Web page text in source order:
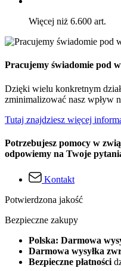
Więcej niż 6.600 art.
Pracujemy świadomie pod
Dzięki wielu konkretnym
zminimalizować nasz wpływ
Tutaj znajdziesz więcej
Potrzebujesz pomocy w
odpowiemy na Twoje
Kontakt
Potwierdzona jakość
Bezpieczne zakupy
Polska: Darmowa
Darmowa wysyłka
Bezpieczne płatności